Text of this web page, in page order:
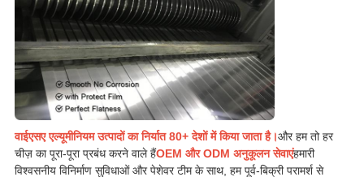
वाईएसए एल्यूमीनियम उत्पादों का निर्यात 80+ देशों में किया जाता है।और हम तो हर
चीज़ का पूरा-पूरा प्रबंध करने वाले हैंOEM और ODM अनुकूलन सेवाएंहमारी
विश्वसनीय विनिर्माण सुविधाओं और पेशेवर टीम के साथ, हम पूर्व-बिक्री परामर्श से